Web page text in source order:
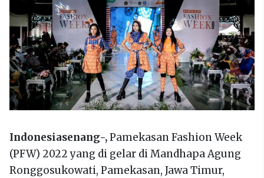
Indonesiasenang-,Pamekasan Fashion Week
(PFW) 2022 yang di gelar di Mandhapa Agung
Ronggosukowati, Pamekasan, Jawa Timur,